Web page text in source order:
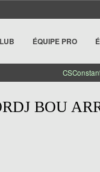
ÉQUIPE PRO
BOU